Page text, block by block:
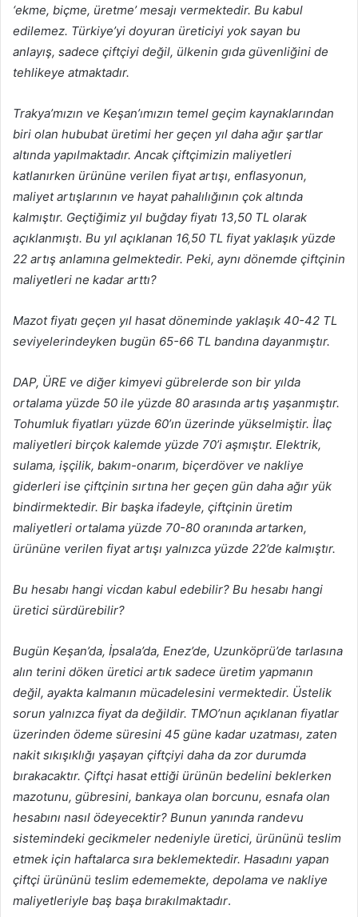
‘ekme, biçme, üretme’ mesajı vermektedir. Bu kabul
edilemez. Türkiye’yi doyuran üreticiyi yok sayan bu
anlayış, sadece çiftçiyi değil, ülkenin gıda güvenliğini de
tehlikeye atmaktadır.
Trakya’mızın ve Keşan’ımızın temel geçim kaynaklarından
biri olan hububat üretimi her geçen yıl daha ağır şartlar
altında yapılmaktadır. Ancak çiftçimizin maliyetleri
katlanırken ürününe verilen fiyat artışı, enflasyonun,
maliyet artışlarının ve hayat pahalılığının çok altında
kalmıştır. Geçtiğimiz yıl buğday fiyatı 13,50 TL olarak
açıklanmıştı. Bu yıl açıklanan 16,50 TL fiyat yaklaşık yüzde
22 artış anlamına gelmektedir. Peki, aynı dönemde çiftçinin
maliyetleri ne kadar arttı?
Mazot fiyatı geçen yıl hasat döneminde yaklaşık 40-42 TL
seviyelerindeyken bugün 65-66 TL bandına dayanmıştır.
DAP, ÜRE ve diğer kimyevi gübrelerde son bir yılda
ortalama yüzde 50 ile yüzde 80 arasında artış yaşanmıştır.
Tohumluk fiyatları yüzde 60’ın üzerinde yükselmiştir. İlaç
maliyetleri birçok kalemde yüzde 70’i aşmıştır. Elektrik,
sulama, işçilik, bakım-onarım, biçerdöver ve nakliye
giderleri ise çiftçinin sırtına her geçen gün daha ağır yük
bindirmektedir. Bir başka ifadeyle, çiftçinin üretim
maliyetleri ortalama yüzde 70-80 oranında artarken,
ürününe verilen fiyat artışı yalnızca yüzde 22’de kalmıştır.
Bu hesabı hangi vicdan kabul edebilir? Bu hesabı hangi
üretici sürdürebilir?
Bugün Keşan’da, İpsala’da, Enez’de, Uzunköprü’de tarlasına
alın terini döken üretici artık sadece üretim yapmanın
değil, ayakta kalmanın mücadelesini vermektedir. Üstelik
sorun yalnızca fiyat da değildir. TMO’nun açıklanan fiyatlar
üzerinden ödeme süresini 45 güne kadar uzatması, zaten
nakit sıkışıklığı yaşayan çiftçiyi daha da zor durumda
bırakacaktır. Çiftçi hasat ettiği ürünün bedelini beklerken
mazotunu, gübresini, bankaya olan borcunu, esnafa olan
hesabını nasıl ödeyecektir? Bunun yanında randevu
sistemindeki gecikmeler nedeniyle üretici, ürününü teslim
etmek için haftalarca sıra beklemektedir. Hasadını yapan
çiftçi ürününü teslim edememekte, depolama ve nakliye
maliyetleriyle baş başa bırakılmaktadır.